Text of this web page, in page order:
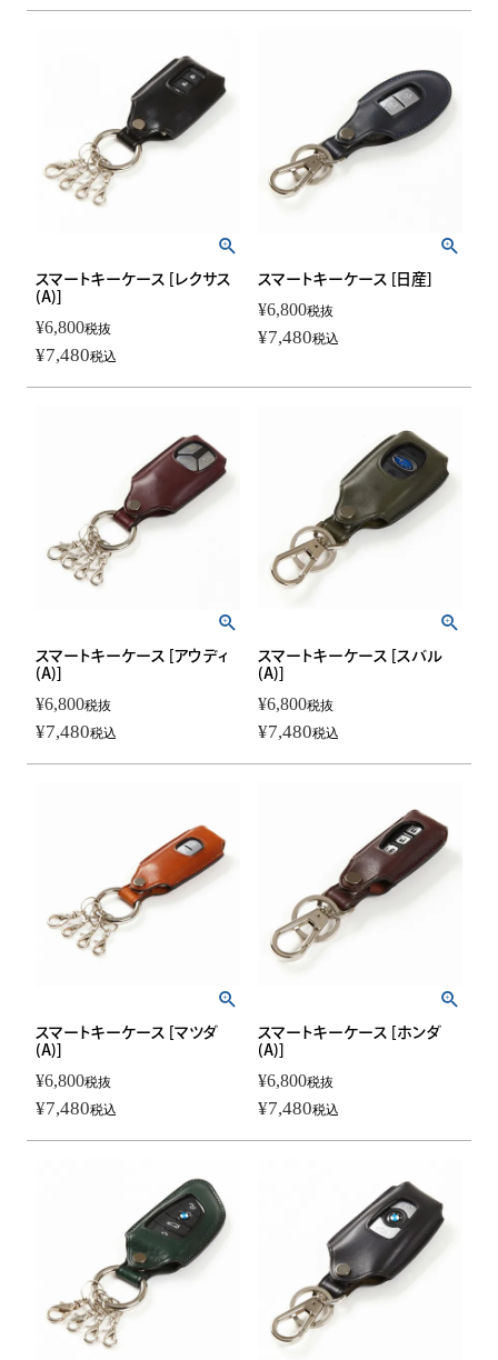
スマートキーケース [レクサス
(A)]
¥6,800税抜
¥7,480税込
スマートキーケース [日産]
¥6,800税抜
¥7,480税込
スマートキーケース [アウディ
(A)]
¥6,800税抜
¥7,480税込
スマートキーケース [スバル
(A)]
¥6,800税抜
¥7,480税込
スマートキーケース [マツダ
(A)]
¥6,800税抜
¥7,480税込
スマートキーケース [ホンダ
(A)]
¥6,800税抜
¥7,480税込